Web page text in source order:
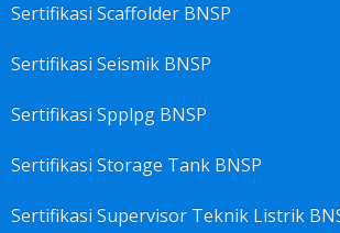
Sertifikasi Scaffolder BNSP
Sertifikasi Seismik BNSP
Sertifikasi Spplpg BNSP
Sertifikasi Storage Tank BNSP
Sertifikasi Supervisor Teknik Listrik